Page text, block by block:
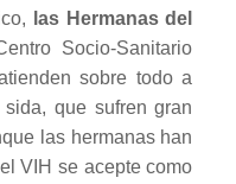
las Hermanas del
Socio-Sanitario
sobre todo a
que sufren gran
las hermanas han
VIH se acepte como